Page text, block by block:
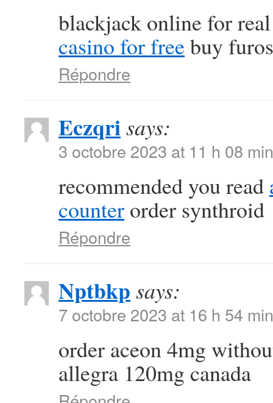
blackjack online for
casino for free buy
Répondre
Eczqrisays:
3 octobre 2023 at 11 h 08 min
recommended you read
counter order synthroid
Répondre
Nptbkp says:
7 octobre 2023 at 16 h 54 min
order aceon 4mg
allegra 120mg canada